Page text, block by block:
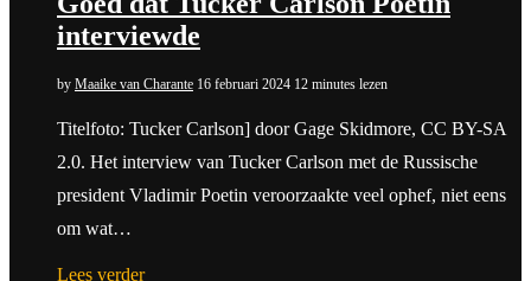
interviewde
by Maaike van Charante 16 februari 2024 12 minutes lezen
Titelfoto: Tucker Carlson] door Gage Skidmore, CC BY-SA
2.0. Het interview van Tucker Carlson met de Russische
president Vladimir Poetin veroorzaakte veel ophef, niet eens
om wat…
Lees verder